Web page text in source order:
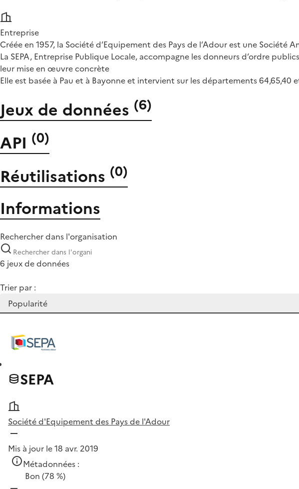
Entreprise
Créée en 1957, la Société d’Equipement des Pays de l’Adour est une
La SEPA, Entreprise Publique Locale, accompagne les donneurs d’ordre
leur mise en œuvre concrète
Elle est basée à Pau et à Bayonne et intervient sur les départements 64,65,40
Jeux de données (6)
API (0)
Réutilisations (0)
Informations
Rechercher dans l'organisation
6 jeux de données
Trier par :
SEPA
Société d'Equipement des Pays de l'Adour
Mis à jour le 18 avr. 2019
Métadonnées :
Bon (78 %)